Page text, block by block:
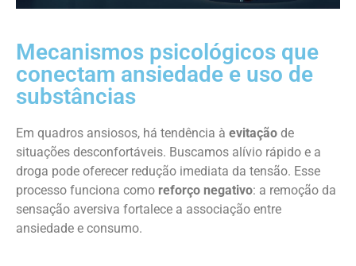
Mecanismos psicológicos que
conectam ansiedade e uso de
substâncias
Em quadros ansiosos, há tendência à evitação de
situações desconfortáveis. Buscamos alívio rápido e a
droga pode oferecer redução imediata da tensão. Esse
processo funciona como reforço negativo: a remoção da
sensação aversiva fortalece a associação entre
ansiedade e consumo.